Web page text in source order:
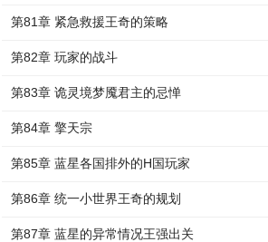
第81章 紧急救援王奇的策略
第82章 玩家的战斗
第83章 诡灵境梦魇君主的忌惮
第84章 擎天宗
第85章 蓝星各国排外的H国玩家
第86章 统一小世界王奇的规划
第87章 蓝星的异常情况王强出关